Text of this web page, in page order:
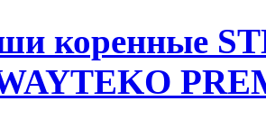
коренные